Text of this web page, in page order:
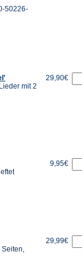
50226-
mit 2
29,90€
9,95€
29,99€